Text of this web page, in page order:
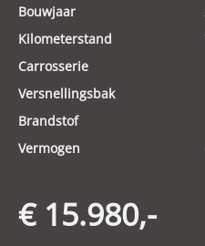
Bouwjaar
Kilometerstand
Carrosserie
Versnellingsbak
Brandstof
Vermogen
€ 15.980,-